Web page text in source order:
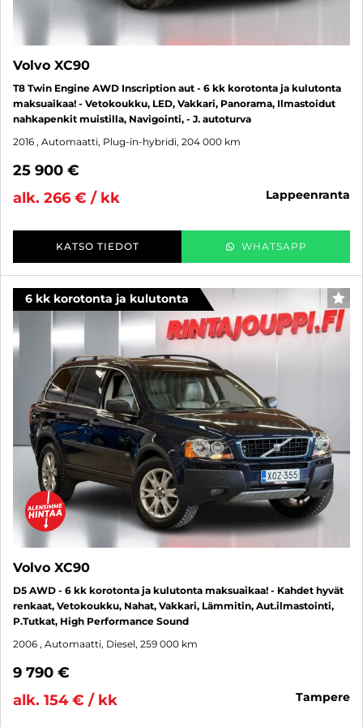
Volvo XC90
T8 Twin Engine AWD Inscription aut - 6 kk korotonta ja kulutonta
maksuaikaa! - Vetokoukku, LED, Vakkari, Panorama, Ilmastoidut
nahkapenkit muistilla, Navigointi, - J. autoturva
2016 , Automaatti, Plug-in-hybridi, 204 000 km
25 900 €
alk. 266 € / kk
lappeenranta
KATSO TIEDOT WHATSAPP
6 kk korotonta ja kulutonta
Volvo XC90
D5 AWD - 6 kk korotonta ja kulutonta maksuaikaa! - Kahdet hyvät
renkaat, Vetokoukku, Nahat, Vakkari, Lämmitin, Aut.ilmastointi,
P.Tutkat, High Performance Sound
2006 , Automaatti, Diesel, 259 000 km
9 790 €
alk. 154 € / kk
tampere